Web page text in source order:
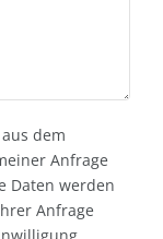
dem
Anfrage
Daten werden
Anfrage